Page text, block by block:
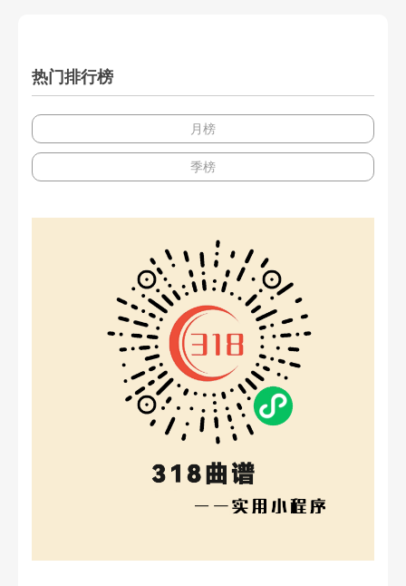
热门排行榜
月榜
季榜